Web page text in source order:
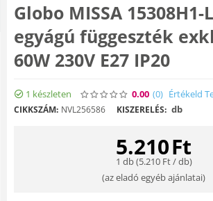
Globo MISSA 15308H1-
egyágú függeszték
60W 230V E27 IP20
1 készleten 0.00 (0) Értékeld
CIKKSZÁM: NVL256586 KISZERELÉS: db
5.210Ft
1 db (5.210Ft/ db)
(az eladó egyéb ajánlatai)